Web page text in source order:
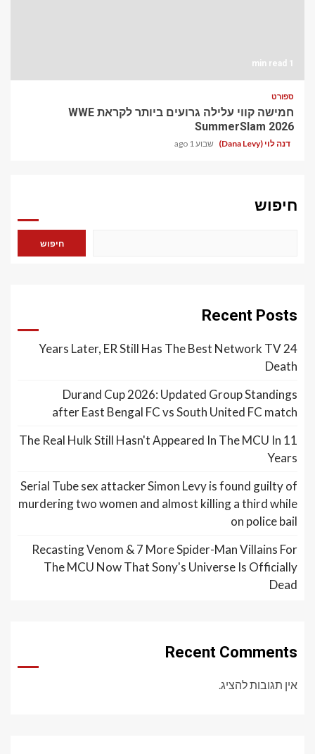
1 min read
ספורט
חמישה קווי עלילה גרועים ביותר לקראת WWE
SummerSlam 2026
דנה לוי (Dana Levy) שבוע 1 ago
חיפוש
חיפוש
Recent Posts
24 Years Later, ER Still Has The Best Network TV
Death
Durand Cup 2026: Updated Group Standings
after East Bengal FC vs South United FC match
The Real Hulk Still Hasn't Appeared In The MCU In 11
Years
Serial Tube sex attacker Simon Levy is found guilty of
murdering two women and almost killing a third while
on police bail
Recasting Venom & 7 More Spider-Man Villains For
The MCU Now That Sony's Universe Is Officially
Dead
Recent Comments
אין תגובות להציג.